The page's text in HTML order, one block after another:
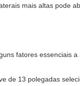
mais altas pode
fatores essenciais
de 13 polegadas